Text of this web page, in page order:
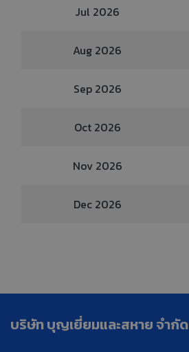
Jul 2026
Aug 2026
Sep 2026
Oct 2026
Nov 2026
Dec 2026
บริษัท บุญเยี่ยมและสหาย จำกัด